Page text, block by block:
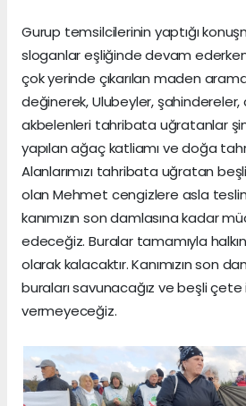
Gurup temsilcilerinin yaptığı
sloganlar eşliğinde devam
çok yerinde çıkarılan maden
değinerek, Ulubeyler,
akbelenleri tahribata uğratanlar
yapılan ağaç katliamı ve doğa
Alanlarımızı tahribata uğratan
olan Mehmet cengizlere asla
kanımızın son damlasına kadar
edeceğiz. Buralar tamamıyla
olarak kalacaktır. Kanımızın son
buraları savunacağız ve beşli
vermeyeceğiz.